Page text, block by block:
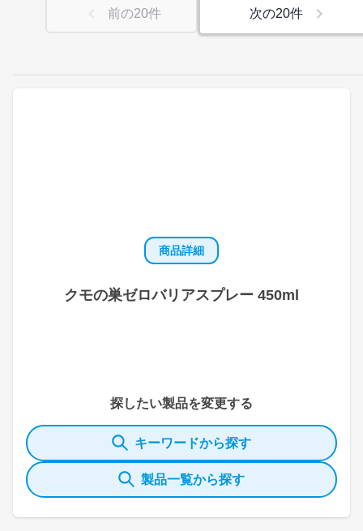
商品詳細
クモの巣ゼロバリアスプレー 450ml
探したい製品を変更する
キーワードから探す
製品一覧から探す
前の20件 次の20件